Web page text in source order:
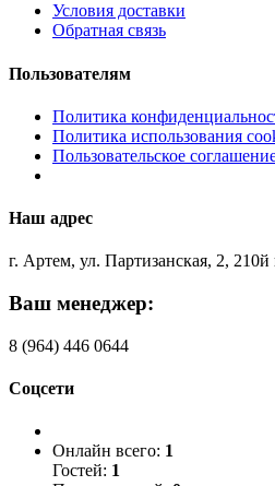
Условия доставки
Обратная связь
Пользователям
Политика
Политика использования
Пользовательское
Наш адрес
г. Артем, ул. Партизанская, 2, 210й
Ваш менеджер:
8 (964) 446 0644
Соцсети
Онлайн всего: 1
Гостей: 1